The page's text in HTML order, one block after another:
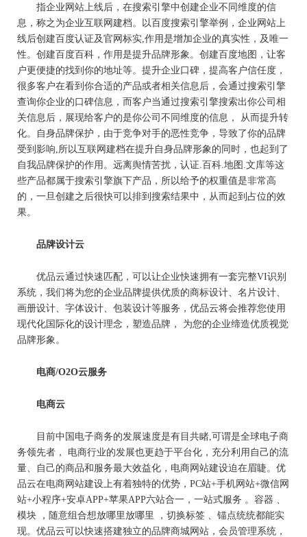
指企业网站上线后，在搜索引擎中创建企业不同维度的信
息，称之为企业互联网建档。以百度搜索引擎举例，企业网站上
线后创建百度认证及官网标实,作用是增加企业的真实性，及唯一
性。创建百度百科，作用是提升品牌形象。创建百度地图，让客
户更便捷的找到你的地址等。提升企业口碑，提高客户信任度，
很多客户在看到你合适的产品或者相关信息后，会通过搜索引擎
查询你企业的口碑信息，而客户当通过搜索引擎搜索出你公司相
关信息后，展现给客户的是你公司不同维度的信息， 从而提升转
化。自身品牌保护，由于竞争对手的恶性竞争，导致了你的品牌
受到影响,所以互联网建档在提升自身品牌形象的同时，也起到了
自我品牌保护的作用。远离舆情苦扰，认证.百科.地图.文库等这
些产品都属于搜索引擎旗下产品，所以给予的权重值是非常高
的，一旦创建之后很快可以排到搜索结果中，从而起到占位的效
果。
品牌设计云
优品云通过快速匹配，可以让企业快速拥有一套完整VI识别
系统，我们将为您的企业品牌提供优质的商标设计、名片设计、
画册设计、字体设计、包装设计等服务，优品云将会推荐您使用
现代化国际化的设计理念，塑造品牌， 为您的企业缔造优质视觉
品牌形象。
电商/O2O云服务
电商云
目前中国电子商务的发展速度是有目共睹,可谓是全球电子商
务领先者， 电商行业的发展也更趋于平台化，充分利用自己的流
量、自己的商品和服务最大效益化，电商网站建设迫在眉睫。优
品云在电商网站建设上有着独特的优势，PC站+手机网站+微信网
站+小程序+安卓APP+苹果APP六站合一，一站式服务 。容器 、
模块 ，随意组合想放哪里放哪里 ，切换标签 、锚点统统都能实
现。优品云可以快速搭建独立的品牌商城网站，会员管理系统，